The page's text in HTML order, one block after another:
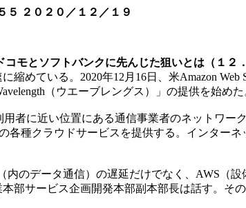
５ ２０２０／１２／１９
コモとソフトバンクに先んじた狙いとは（１
めている。2020年12月16日、米Amazon
（ウエーブレングス）」の提供を始めた
者に近い位置にある通信事業者のネットワ
各種クラウドサービスを提供する。インター
のデータ通信）の遅延だけでなく、AWS（
部サービス企画開発本部副本部長は話す。